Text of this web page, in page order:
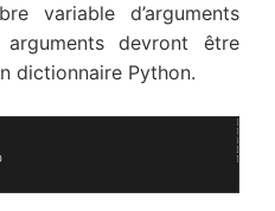
variable d’arguments
devront être
dictionnaire Python.